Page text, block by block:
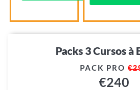
Packs 3 Cursos à
PACK PRO
€240